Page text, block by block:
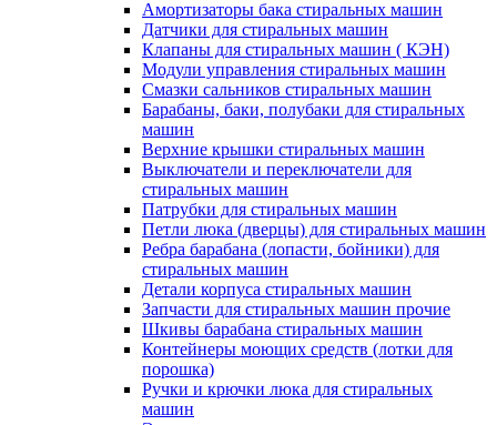
Амортизаторы бака стиральных машин
Датчики для стиральных машин
Клапаны для стиральных машин ( КЭН)
Модули управления стиральных машин
Смазки сальников стиральных машин
Барабаны, баки, полубаки для стиральных
машин
Верхние крышки стиральных машин
Выключатели и переключатели для
стиральных машин
Патрубки для стиральных машин
Петли люка (дверцы) для стиральных машин
Ребра барабана (лопасти, бойники) для
стиральных машин
Детали корпуса стиральных машин
Запчасти для стиральных машин прочие
Шкивы барабана стиральных машин
Контейнеры моющих средств (лотки для
порошка)
Ручки и крючки люка для стиральных
машин